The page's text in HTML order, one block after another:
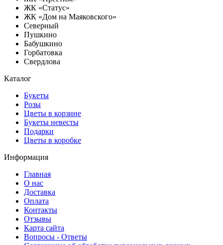
ЖК «Статус»
ЖК «Дом на Маяковского»
Северный
Пушкино
Бабушкино
Горбатовка
Свердлова
Каталог
Букеты
Розы
Цветы в корзине
Букеты невесты
Подарки
Цветы в коробке
Информация
Главная
О нас
Доставка
Оплата
Контакты
Отзывы
Карта сайта
Вопросы - Ответы